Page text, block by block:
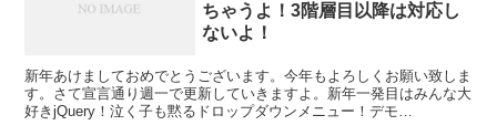
ちゃうよ！3階層目以降は対応し
ないよ！
新年あけましておめでとうございます。今年もよろしくお願い致しま
す。さて宣言通り週一で更新していきますよ。新年一発目はみんな大
好きjQuery！泣く子も黙るドロップダウンメニュー！デモ